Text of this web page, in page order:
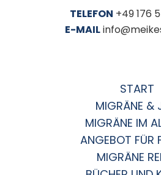
TELEFON +49 176
E-MAIL
START
MIGRÄNE &
MIGRÄNE IM
ANGEBOT FÜR
MIGRÄNE